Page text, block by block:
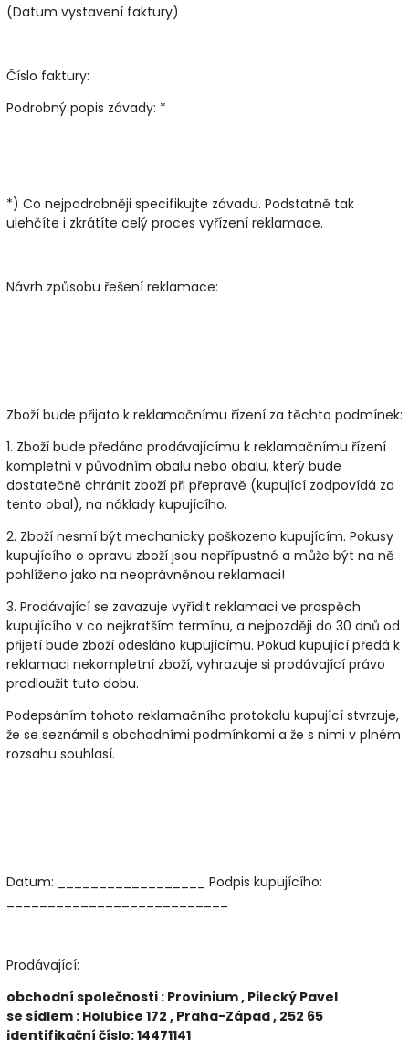
(Datum vystavení faktury)
Číslo faktury:
Podrobný popis závady: *
*) Co nejpodrobněji specifikujte závadu. Podstatně tak
ulehčíte i zkrátíte celý proces vyřízení reklamace.
Návrh způsobu řešení reklamace:
Zboží bude přijato k reklamačnímu řízení za těchto podmínek:
1. Zboží bude předáno prodávajícímu k reklamačnímu řízení
kompletní v původním obalu nebo obalu, který bude
dostatečně chránit zboží při přepravě (kupující zodpovídá za
tento obal), na náklady kupujícího.
2. Zboží nesmí být mechanicky poškozeno kupujícím. Pokusy
kupujícího o opravu zboží jsou nepřípustné a může být na ně
pohlíženo jako na neoprávněnou reklamaci!
3. Prodávající se zavazuje vyřídit reklamaci ve prospěch
kupujícího v co nejkratším termínu, a nejpozději do 30 dnů od
přijetí bude zboží odesláno kupujícímu. Pokud kupující předá k
reklamaci nekompletní zboží, vyhrazuje si prodávající právo
prodloužit tuto dobu.
Podepsáním tohoto reklamačního protokolu kupující stvrzuje,
že se seznámil s obchodními podmínkami a že s nimi v plném
rozsahu souhlasí.
Datum: __________________ Podpis kupujícího:
Prodávající:
obchodní společnosti : Provinium , Pilecký Pavel
se sídlem : Holubice 172 , Praha-Západ , 252 65
identifikační číslo: 14471141